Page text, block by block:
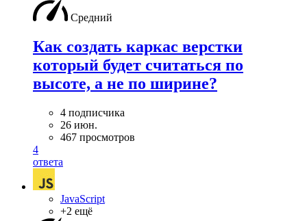
Средний
Как создать каркас верстки
который будет считаться по
высоте, а не по ширине?
4 подписчика
26 июн.
467 просмотров
4
ответа
JavaScript
+2 ещё